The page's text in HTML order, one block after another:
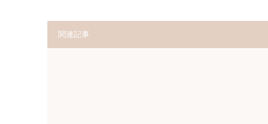
関連記事